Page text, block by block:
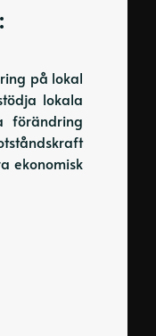
på lokal
lokala
förändring
ekonomisk